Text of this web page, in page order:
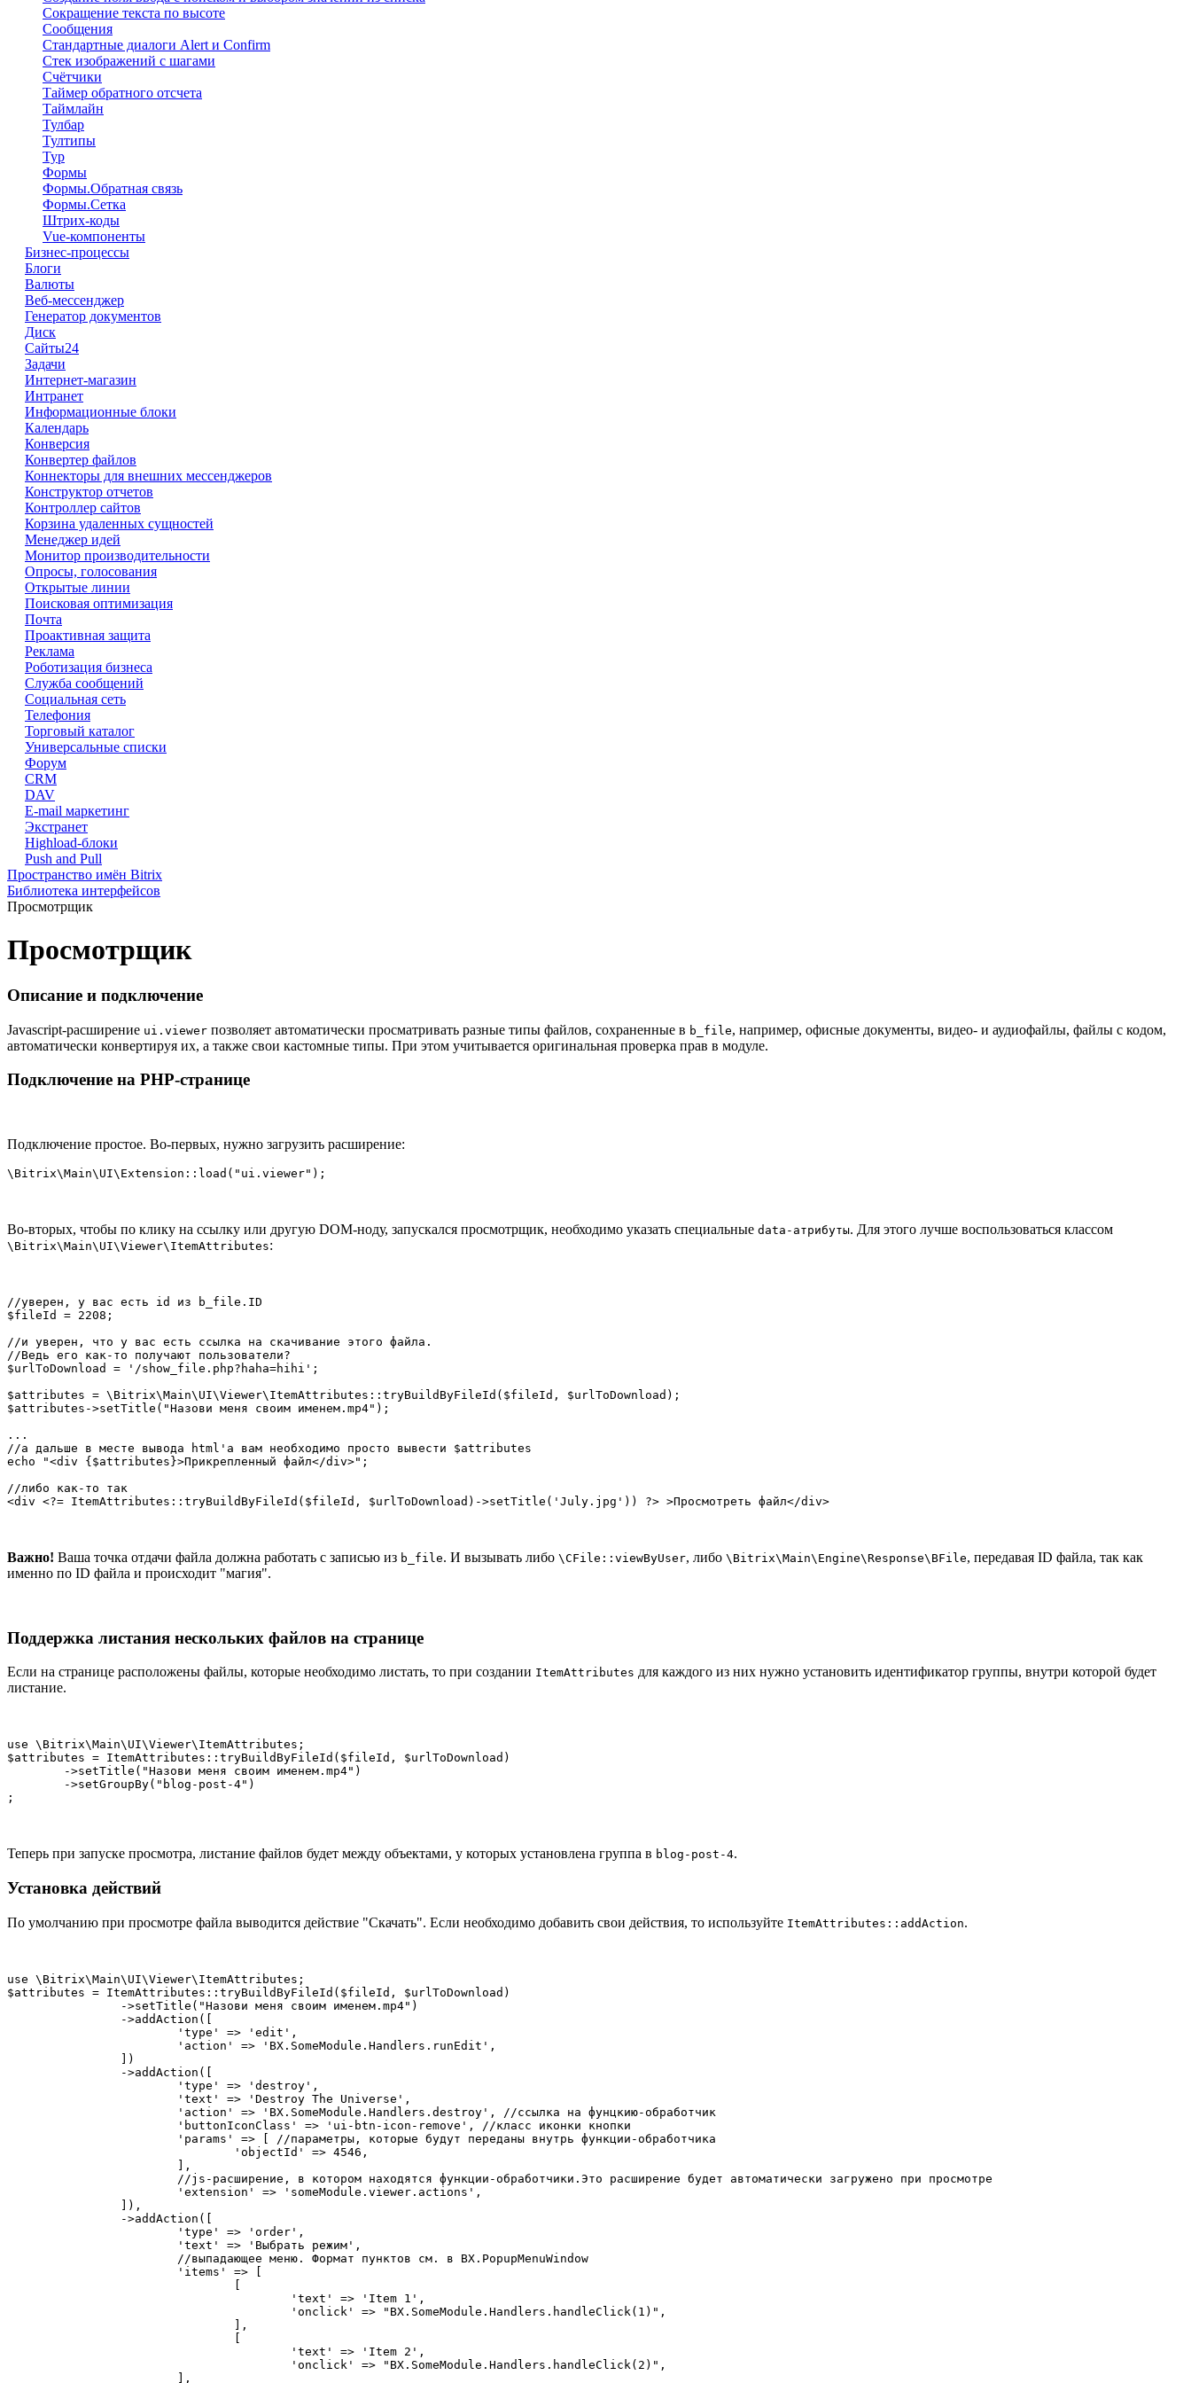
Сокращение текста по высоте
Сообщения
Стандартные диалоги Alert и Confirm
Стек изображений с шагами
Счётчики
Таймер обратного отсчета
Таймлайн
Тулбар
Тултипы
Тур
Формы
Формы.Обратная связь
Формы.Сетка
Штрих-коды
Vue-компоненты
Бизнес-процессы
Блоги
Валюты
Веб-мессенджер
Генератор документов
Диск
Сайты24
Задачи
Интернет-магазин
Интранет
Информационные блоки
Календарь
Конверсия
Конвертер файлов
Коннекторы для внешних мессенджеров
Конструктор отчетов
Контроллер сайтов
Корзина удаленных сущностей
Менеджер идей
Монитор производительности
Опросы, голосования
Открытые линии
Поисковая оптимизация
Почта
Проактивная защита
Реклама
Роботизация бизнеса
Служба сообщений
Социальная сеть
Телефония
Торговый каталог
Универсальные списки
Форум
CRM
DAV
E-mail маркетинг
Экстранет
Highload-блоки
Push and Pull
Пространство имён Bitrix
Библиотека интерфейсов
Просмотрщик
Просмотрщик
Описание и подключение
Javascript-расширение ui.viewer позволяет автоматически просматривать разные типы файлов, сохраненные в b_file, например, офисные документы, видео- и аудиофайлы, файлы с кодом,
автоматически конвертируя их, а также свои кастомные типы. При этом учитывается оригинальная проверка прав в модуле.
Подключение на PHP-странице
Подключение простое. Во-первых, нужно загрузить расширение:
\Bitrix\Main\UI\Extension::load("ui.viewer");
Во-вторых, чтобы по клику на ссылку или другую DOM-ноду, запускался просмотрщик, необходимо указать специальные data-атрибуты. Для этого лучше воспользоваться классом
\Bitrix\Main\UI\Viewer\ItemAttributes:
//уверен, у вас есть id из b_file.ID
$fileId = 2208;
//и уверен, что у вас есть ссылка на скачивание этого файла.
//Ведь его как-то получают пользователи?
$urlToDownload = '/show_file.php?haha=hihi';
$attributes = \Bitrix\Main\UI\Viewer\ItemAttributes::tryBuildByFileId($fileId, $urlToDownload);
$attributes->setTitle("Назови меня своим именем.mp4");
...
//а дальше в месте вывода html'a вам необходимо просто вывести $attributes
echo "<div {$attributes}>Прикрепленный файл</div>";
//либо как-то так
Важно! Ваша точка отдачи файла должна работать с записью из b_file. И вызывать либо \CFile::viewByUser, либо \Bitrix\Main\Engine\Response\BFile, передавая ID файла, так как
именно по ID файла и происходит "магия".
Поддержка листания нескольких файлов на странице
Если на странице расположены файлы, которые необходимо листать, то при создании ItemAttributes для каждого из них нужно установить идентификатор группы, внутри которой будет
листание.
use \Bitrix\Main\UI\Viewer\ItemAttributes;
$attributes = ItemAttributes::tryBuildByFileId($fileId, $urlToDownload)
Теперь при запуске просмотра, листание файлов будет между объектами, у которых установлена группа в blog-post-4.
Установка действий
По умолчанию при просмотре файла выводится действие "Скачать". Если необходимо добавить свои действия, то используйте ItemAttributes::addAction.
use \Bitrix\Main\UI\Viewer\ItemAttributes;
$attributes = ItemAttributes::tryBuildByFileId($fileId, $urlToDownload)